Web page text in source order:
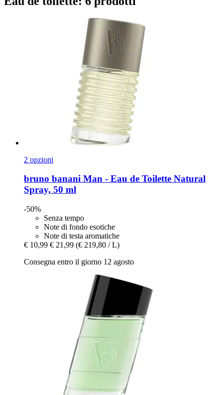
2 opzioni
bruno banani Man -​ Eau de Toilette Natural
Spray, 50 ml
-50%
Senza tempo
Note di fondo esotiche
Note di testa aromatiche
€ 10,99 € 21,99 (€ 219,80 / L)
Consegna entro il giorno 12 agosto